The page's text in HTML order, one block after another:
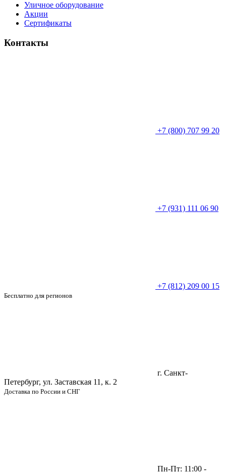
Уличное оборудование
Акции
Сертификаты
Контакты
+7 (800) 707 99 20
+7 (931) 111 06 90
+7 (812) 209 00 15
Бесплатно для регионов
г. Санкт-
Петербург, ул. Заставская 11, к. 2
Доставка по России и СНГ
Пн-Пт: 11:00 -